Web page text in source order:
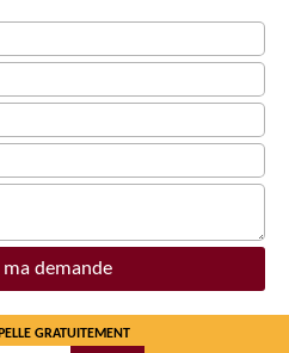
GRATUITEMENT